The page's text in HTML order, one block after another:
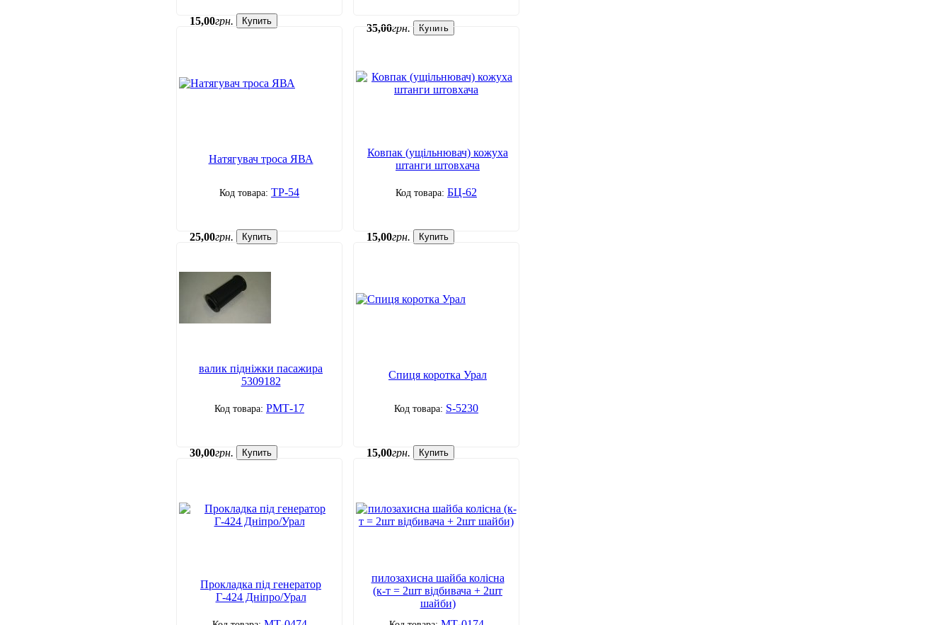
15,00грн. Купить
35,00грн. Купить
Натягувач троса ЯВА
ТР-54
25,00грн. Купить
Ковпак (ущільнювач) кожуха
штанги штовхача
БЦ-62
15,00грн. Купить
валик підніжки пасажира
5309182
РМТ-17
30,00грн. Купить
Спиця коротка Урал
S-5230
15,00грн. Купить
Прокладка під генератор
Г-424 Дніпро/Урал
пилозахисна шайба колісна
(к-т = 2шт відбивача + 2шт
шайби)